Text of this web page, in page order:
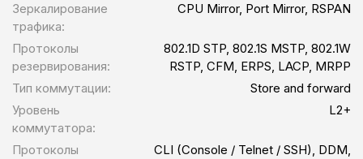
Зеркалирование
трафика:
CPU Mirror, Port Mirror, RSPAN
Протоколы
резервирования:
802.1D STP, 802.1S MSTP, 802.1W
RSTP, CFM, ERPS, LACP, MRPP
Тип коммутации:
Store and forward
Уровень
коммутатора:
L2+
Протоколы
CLI (Console / Telnet / SSH), DDM,